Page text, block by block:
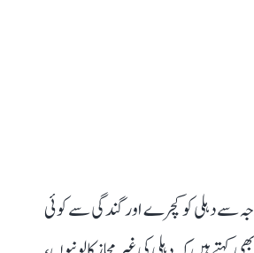
وجہ سے دہلی کو کچرے اور گندگی سے کوئی